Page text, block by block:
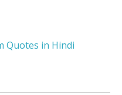
Quotes in Hindi